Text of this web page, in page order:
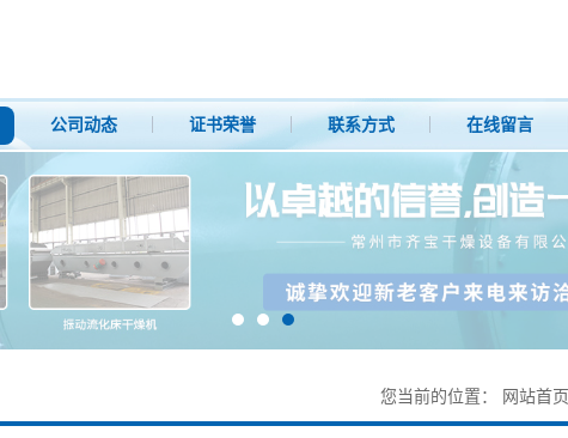
公司动态 证书荣誉 联系方式 在线留言
您当前的位置： 网站首页